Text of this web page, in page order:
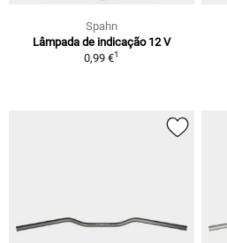
Spahn
Lâmpada de indicação 12 V
0,99 €1